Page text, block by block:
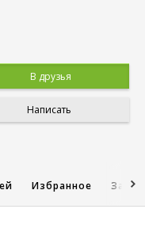
В друзья
Написать
Избранное